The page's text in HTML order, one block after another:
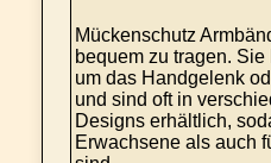
Mückenschutz
bequem zu tragen.
um das Handgelenk
und sind oft in
Designs erhältlich,
Erwachsene als auch